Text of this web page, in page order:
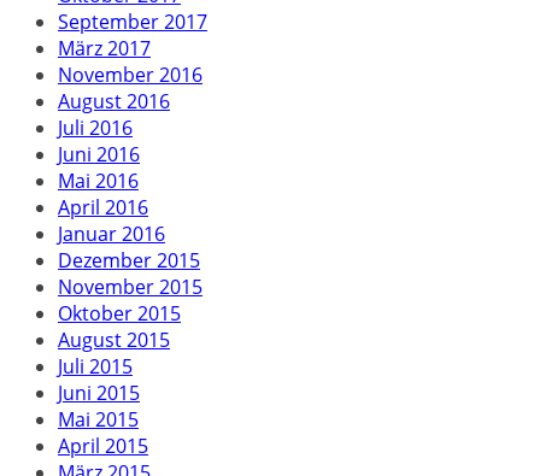
September 2017
März 2017
November 2016
August 2016
Juli 2016
Juni 2016
Mai 2016
April 2016
Januar 2016
Dezember 2015
November 2015
Oktober 2015
August 2015
Juli 2015
Juni 2015
Mai 2015
April 2015